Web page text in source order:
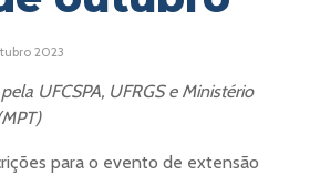
2023
UFCSPA, UFRGS e Ministério
para o evento de extensão